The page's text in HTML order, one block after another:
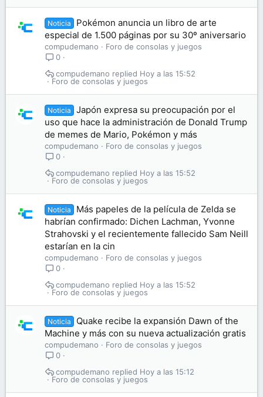
Noticia
Pokémon anuncia un libro de arte
especial de 1.500 páginas por su 30º aniversario
compudemano
Foro de consolas y juegos
0
Foro de consolas y juegos
Hoy a las 15:52
compudemano
Noticia
Japón expresa su preocupación por el
uso que hace la administración de Donald Trump
de memes de Mario, Pokémon y más
compudemano
Foro de consolas y juegos
0
Foro de consolas y juegos
Hoy a las 15:52
compudemano
Noticia
Más papeles de la película de Zelda se
habrían confirmado: Dichen Lachman, Yvonne
Strahovski y el recientemente fallecido Sam Neill
estarían en la cin
compudemano
Foro de consolas y juegos
0
Foro de consolas y juegos
Hoy a las 15:52
compudemano
Noticia
Quake recibe la expansión Dawn of the
Machine y más con su nueva actualización gratis
compudemano
Foro de consolas y juegos
0
Foro de consolas y juegos
Hoy a las 15:12
compudemano